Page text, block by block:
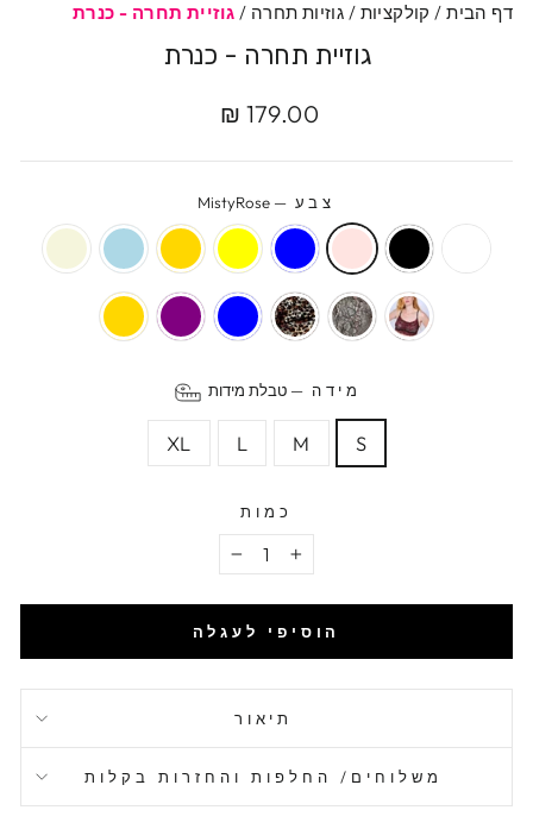
דף הבית / קולקציות / גוזיות תחרה / גוזיית תחרה - כנרת
גוזיית תחרה - כנרת
מחיר
מחיר
179.00 ₪
צבע—
MistyRose
מידה—טבלת מידות
S
M
L
XL
כמות
− +
הוסיפי לעגלה
תיאור
משלוחים/ החלפות והחזרות בקלות